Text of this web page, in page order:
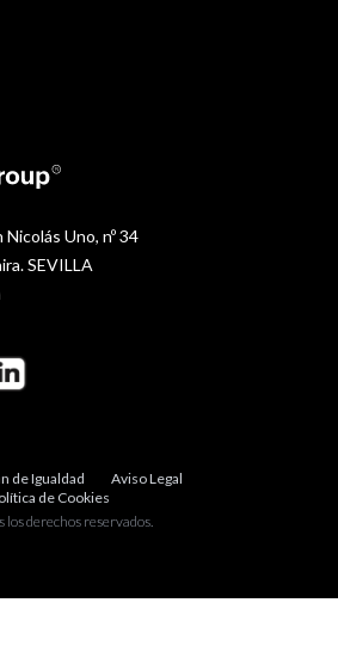
Uno, nº 34
SEVILLA
de Igualdad
Aviso Legal
de Cookies
derechos reservados.